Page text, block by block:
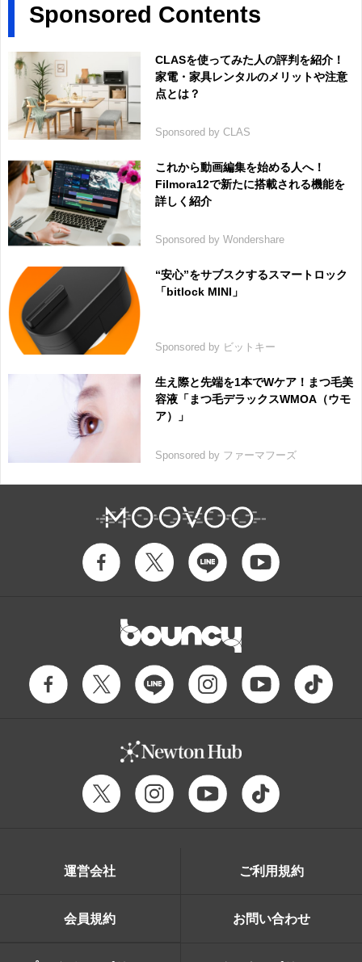
Sponsored Contents
CLASを使ってみた人の評判を紹介！
家電・家具レンタルのメリットや注意
点とは？
Sponsored by CLAS
これから動画編集を始める人へ！
Filmora12で新たに搭載される機能を
詳しく紹介
Sponsored by Wondershare
“安心”をサブスクするスマートロック
「bitlock MINI」
Sponsored by ビットキー
生え際と先端を1本でWケア！まつ毛美
容液「まつ毛デラックスWMOA（ウモ
ア）」
Sponsored by ファーマフーズ
運営会社 ご利用規約
会員規約 お問い合わせ